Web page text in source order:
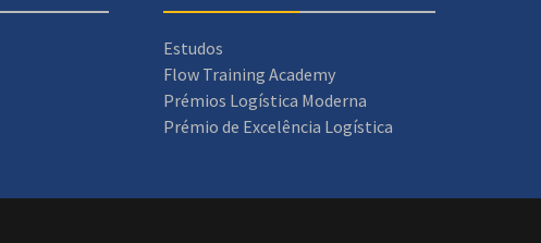
Estudos
Flow Training Academy
Prémios Logística Moderna
Prémio de Excelência Logística